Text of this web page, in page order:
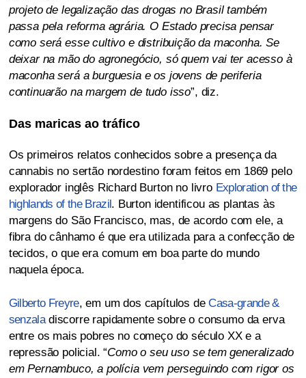
projeto de legalização das drogas no Brasil também
passa pela reforma agrária. O Estado precisa pensar
como será esse cultivo e distribuição da maconha. Se
deixar na mão do agronegócio, só quem vai ter acesso à
maconha será a burguesia e os jovens de periferia
continuarão na margem de tudo isso”, diz.
Das maricas ao tráfico
Os primeiros relatos conhecidos sobre a presença da
cannabis no sertão nordestino foram feitos em 1869 pelo
explorador inglês Richard Burton no livro Exploration of the
highlands of the Brazil . Burton identificou as plantas às
margens do São Francisco, mas, de acordo com ele, a
fibra do cânhamo é que era utilizada para a confecção de
tecidos, o que era comum em boa parte do mundo
naquela época.
Gilberto Freyre, em um dos capítulos deCasa-grande &
senzaladiscorre rapidamente sobre o consumo da erva
entre os mais pobres no começo do século XX e a
repressão policial. “Como o seu uso se tem generalizado
em Pernambuco, a polícia vem perseguindo com rigor os